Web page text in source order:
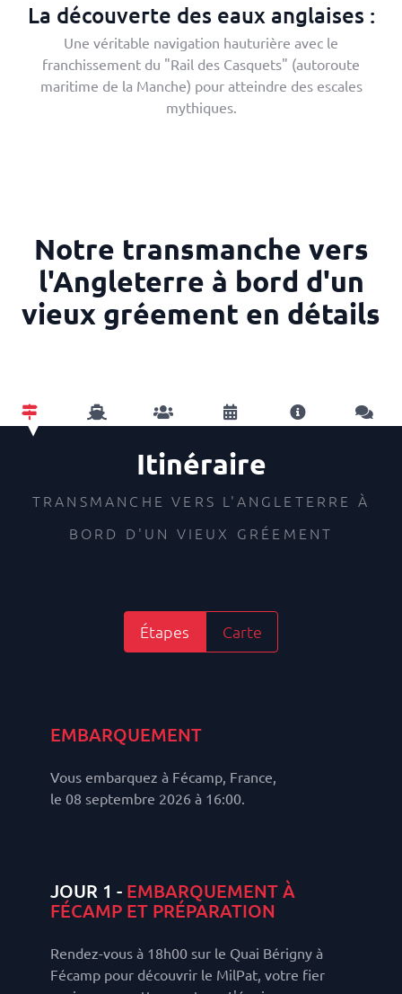
La découverte des eaux anglaises :
Une véritable navigation hauturière avec le
franchissement du "Rail des Casquets" (autoroute
maritime de la Manche) pour atteindre des escales
mythiques.
Notre transmanche vers
l'Angleterre à bord d'un
vieux gréement en détails
Itinéraire
TRANSMANCHE VERS L'ANGLETERRE À
BORD D'UN VIEUX GRÉEMENT
Étapes Carte
EMBARQUEMENT
Vous embarquez à Fécamp, France,
le 08 septembre 2026 à 16:00.
JOUR 1 - EMBARQUEMENT À
FÉCAMP ET PRÉPARATION
Rendez-vous à 18h00 sur le Quai Bérigny à
Fécamp pour découvrir le MilPat, votre fier